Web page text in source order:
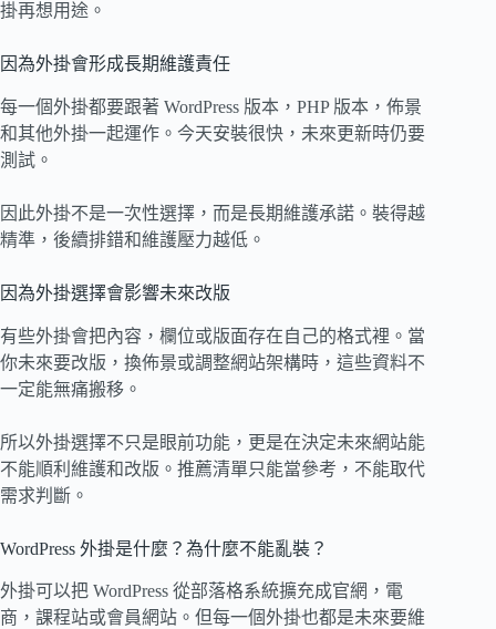
掛再想用途。
因為外掛會形成長期維護責任
每一個外掛都要跟著 WordPress 版本，PHP 版本，佈景
和其他外掛一起運作。今天安裝很快，未來更新時仍要
測試。
因此外掛不是一次性選擇，而是長期維護承諾。裝得越
精準，後續排錯和維護壓力越低。
因為外掛選擇會影響未來改版
有些外掛會把內容，欄位或版面存在自己的格式裡。當
你未來要改版，換佈景或調整網站架構時，這些資料不
一定能無痛搬移。
所以外掛選擇不只是眼前功能，更是在決定未來網站能
不能順利維護和改版。推薦清單只能當參考，不能取代
需求判斷。
WordPress 外掛是什麼？為什麼不能亂裝？
外掛可以把 WordPress 從部落格系統擴充成官網，電
商，課程站或會員網站。但每一個外掛也都是未來要維